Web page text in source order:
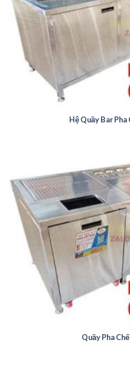
Hệ Quầy Bar Pha
Quầy Pha